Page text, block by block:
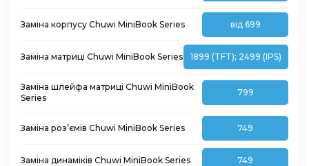
Заміна корпусу Chuwi MiniBook Series від 699
Заміна матриці Chuwi MiniBook Series 1899 (TFT); 2499 (IPS)
Заміна шлейфа матриці Chuwi MiniBook
Series
799
Заміна роз’ємів Chuwi MiniBook Series 749
Заміна динаміків Chuwi MiniBook Series 749